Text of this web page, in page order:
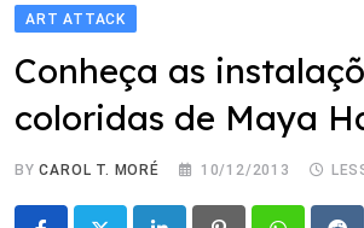
ART ATTACK
Conheça as
coloridas de Maya
BYCAROL T. MORÉ 10/12/2013